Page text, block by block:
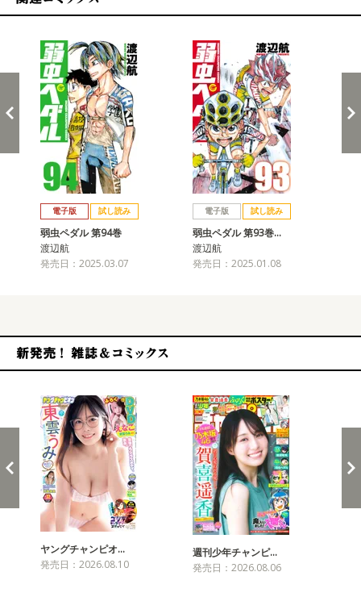
電子版 試し読み
弱虫ペダル 第94巻
渡辺航
発売日：2025.03.07
電子版 試し読み
弱虫ペダル 第93巻…
渡辺航
発売日：2025.01.08
ヤングチャンピオ…
発売日：2026.08.10
週刊少年チャンピ…
発売日：2026.08.06